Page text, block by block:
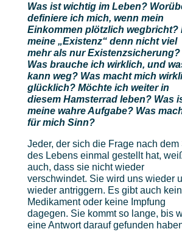
Was ist wichtig im Leben?
definiere ich mich, wenn mein
Einkommen plötzlich wegbricht?
meine „Existenz“ denn nicht viel
mehr als nur Existenzsicherung?
Was brauche ich wirklich, und
kann weg? Was macht mich
glücklich? Möchte ich weiter in
diesem Hamsterrad leben? Was
meine wahre Aufgabe? Was
für mich Sinn?
Jeder, der sich die Frage nach dem
des Lebens einmal gestellt hat,
auch, dass sie nicht wieder
verschwindet. Sie wird uns wieder
wieder antriggern. Es gibt auch kein
Medikament oder keine Impfung
dagegen. Sie kommt so lange, bis
eine Antwort darauf gefunden